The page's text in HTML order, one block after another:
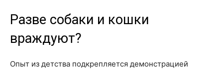
Разве собаки и кошки
враждуют?
Опыт из детства подкрепляется демонстрацией